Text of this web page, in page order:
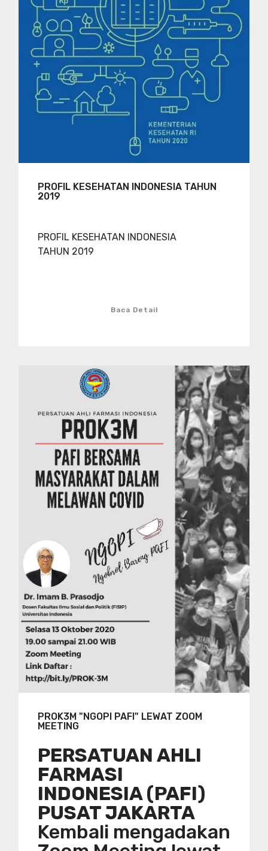
PROFIL KESEHATAN INDONESIA TAHUN
2019
PROFIL KESEHATAN INDONESIA
TAHUN 2019
Baca Detail
PROK3M "NGOPI PAFI" LEWAT ZOOM
MEETING
PERSATUAN AHLI
FARMASI
INDONESIA (PAFI)
PUSAT JAKARTA
Kembali mengadakan